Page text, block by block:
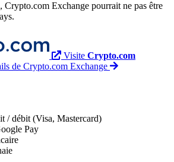
Crypto.com Exchange pourrait ne pas être
Visite Crypto.com
de Crypto.com Exchange
/ débit (Visa, Mastercard)
Pay